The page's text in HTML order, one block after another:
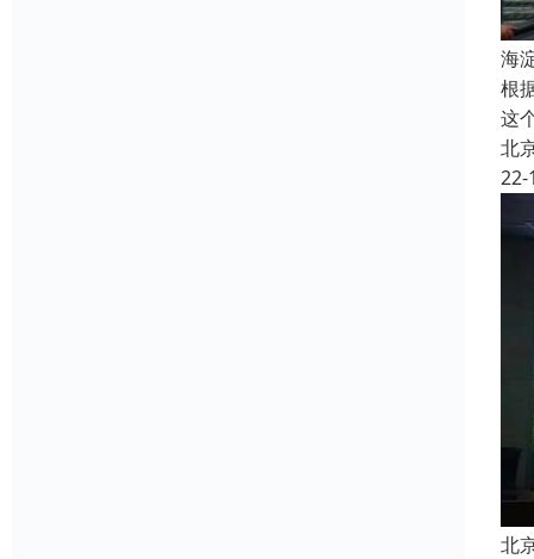
海
根
这
北
22-
北